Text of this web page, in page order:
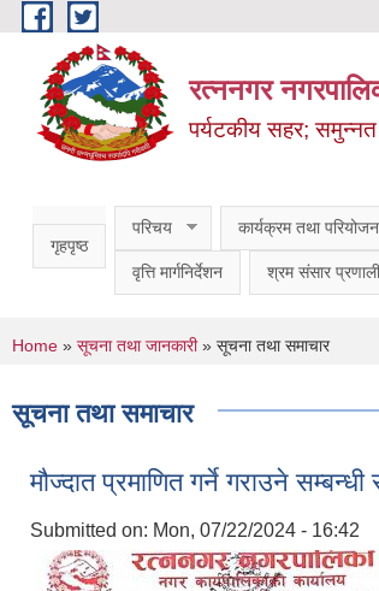
Skip to main content
रत्ननगर
पर्यटकीय सहर;
गृहपृष्ठ
परिचय कार्यक्रम तथा
वृत्ति मार्गनिर्देशन श्रम संसार प्रणाली
You are here
Home » सूचना तथा जानकारी» सूचना तथा समाचार
सूचना तथा समाचार
मौज्दात प्रमाणित गर्ने गराउने
Submitted on: Mon, 07/22/2024 - 16:42